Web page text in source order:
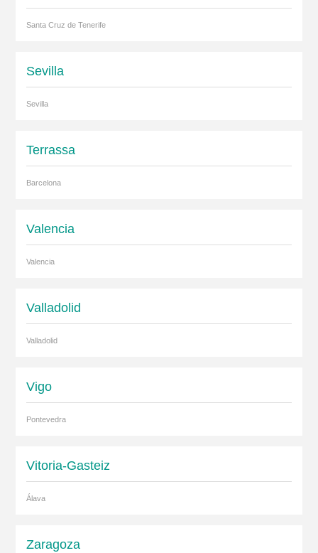
Santa Cruz de Tenerife
Sevilla
Sevilla
Terrassa
Barcelona
Valencia
Valencia
Valladolid
Valladolid
Vigo
Pontevedra
Vitoria-Gasteiz
Álava
Zaragoza